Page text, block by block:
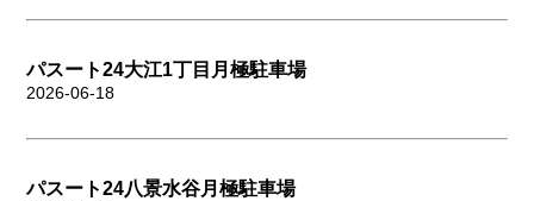
パスート24大江1丁目月極駐車場
2026-06-18
パスート24八景水谷月極駐車場